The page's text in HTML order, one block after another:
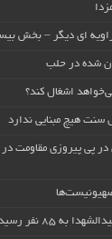
زاویه ای دیگر – بخش
شده در حلب
اشغال کند؟
سنت هیچ مبنایی ندارد
در پی پیروزی مقاومت
۸۵ نفر رسید